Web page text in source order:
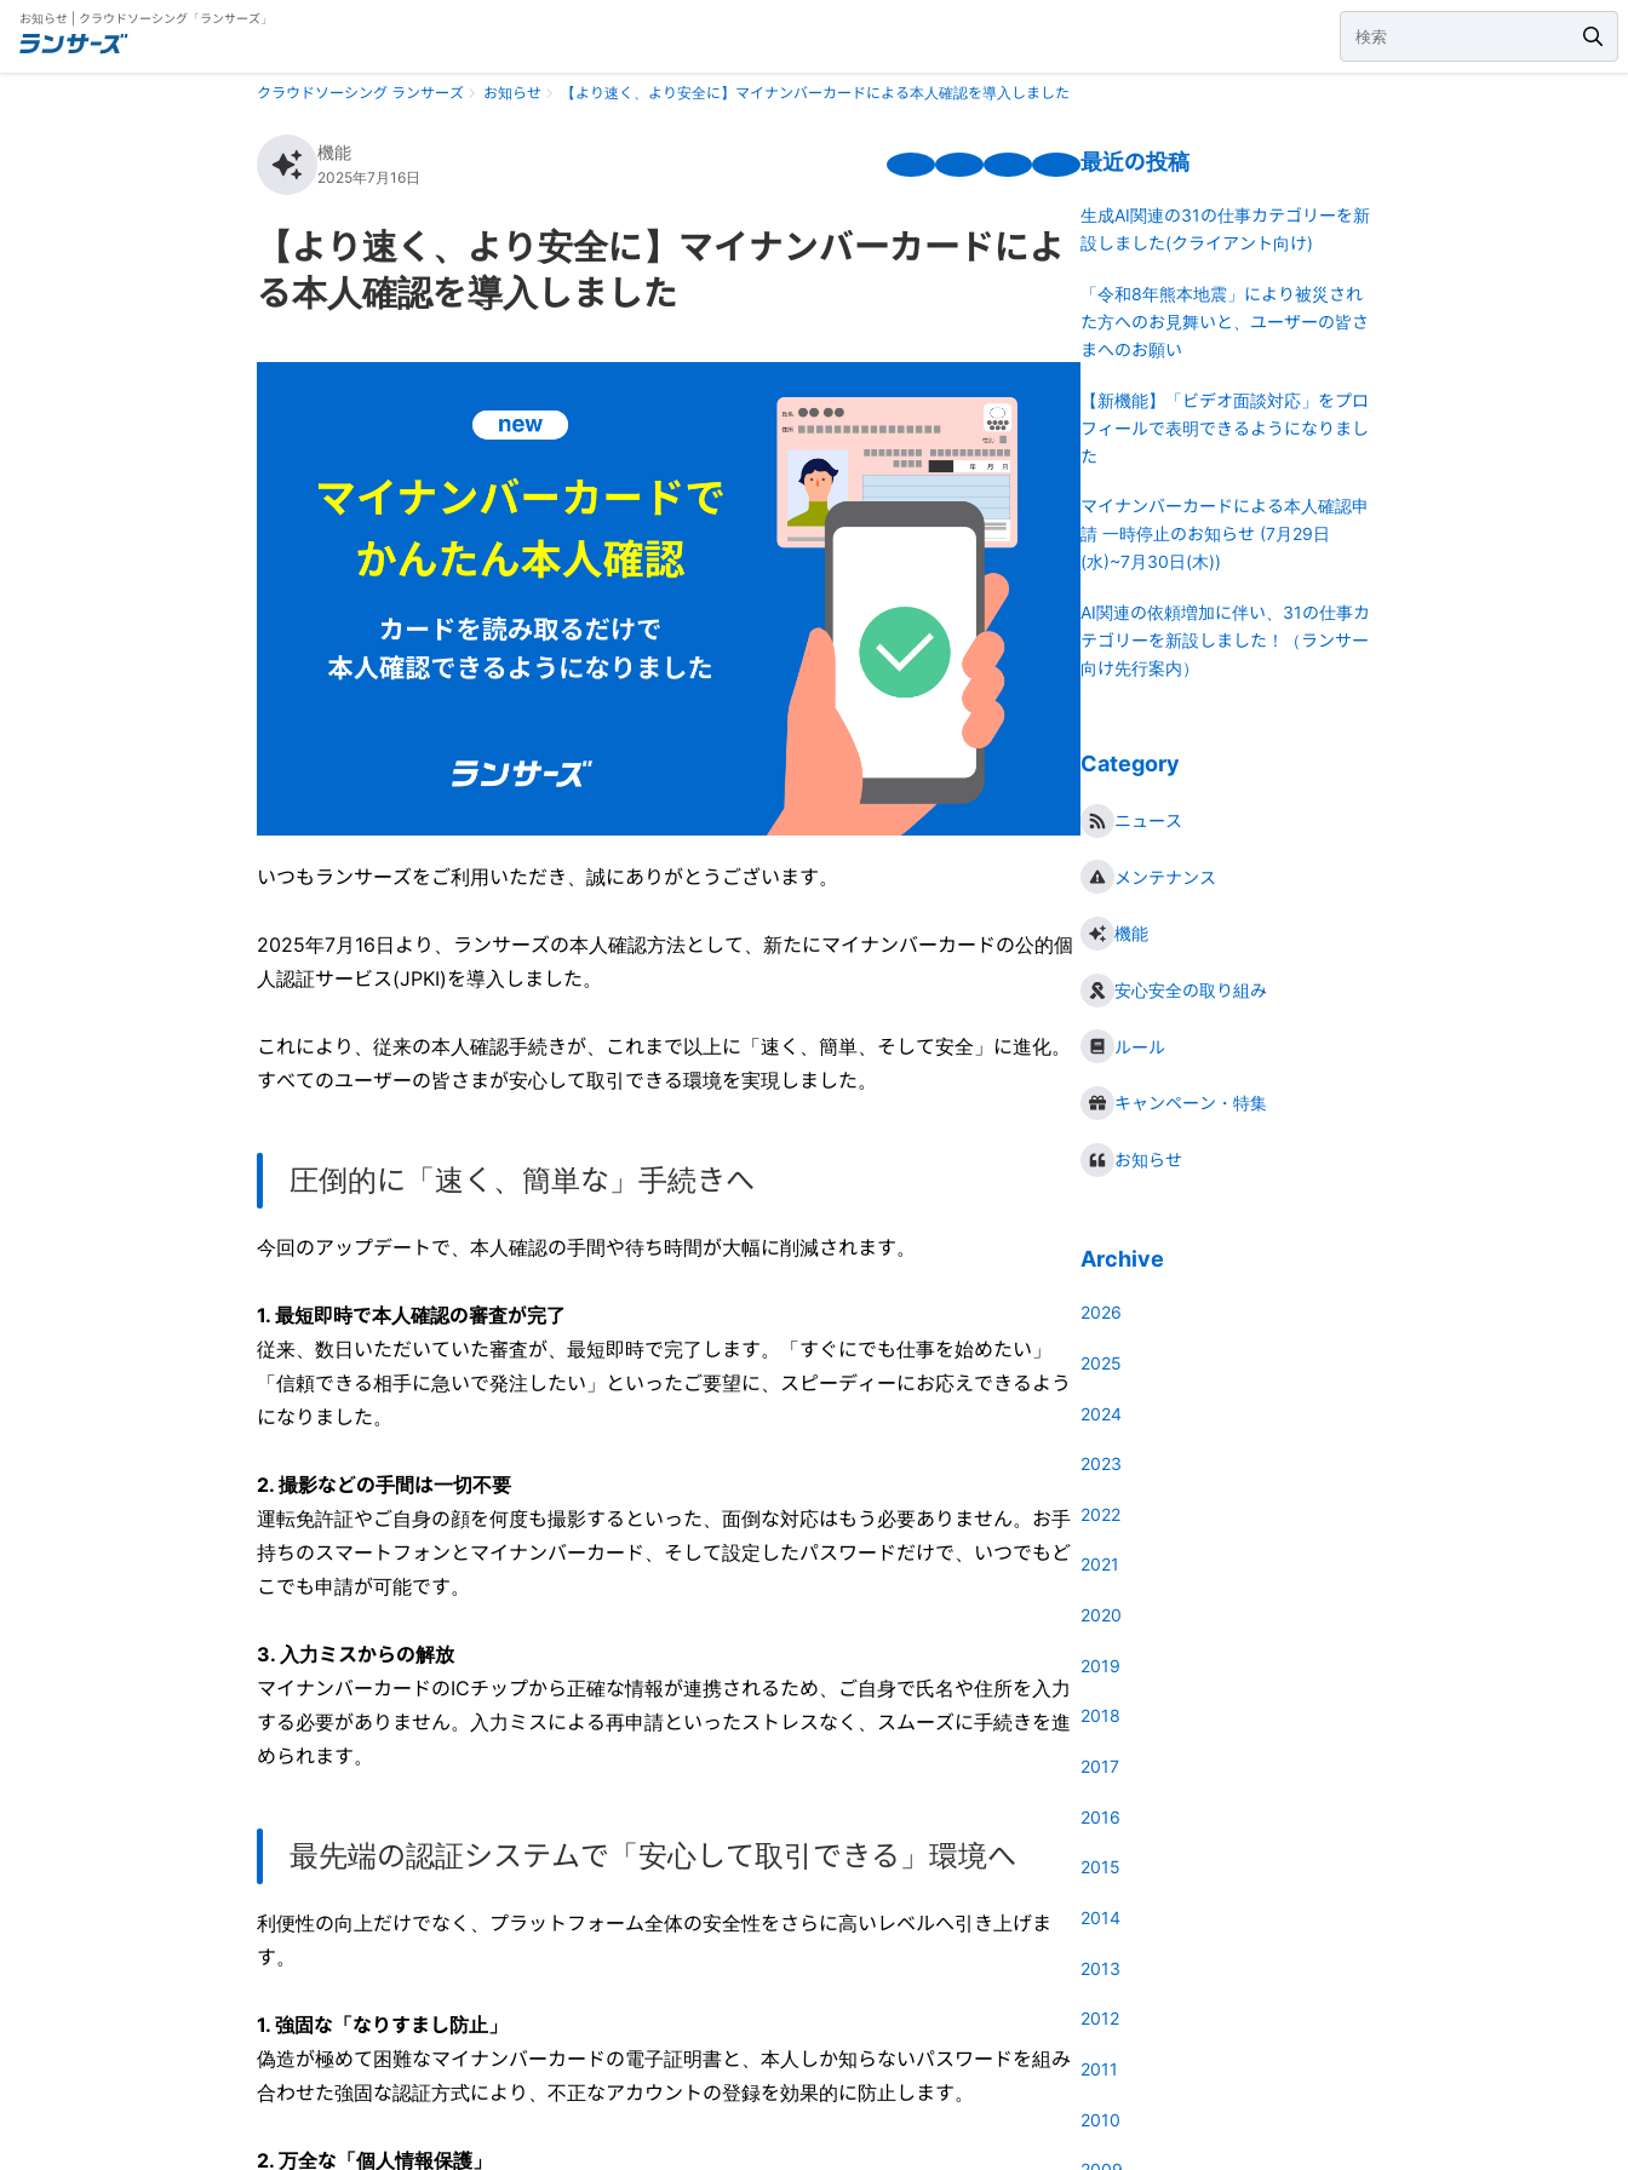
お知らせ | クラウドソーシング「ランサーズ」
クラウドソーシング ランサーズ お知らせ 【より速く、より安全に】マイナンバーカードによる本人確認を導入しました
機能
2025年7月16日
【より速く、より安全に】マイナンバーカードによ
る本人確認を導入しました
いつもランサーズをご利用いただき、誠にありがとうございます。
2025年7月16日より、ランサーズの本人確認方法として、新たにマイナンバーカードの公的個
人認証サービス(JPKI)を導入しました。
これにより、従来の本人確認手続きが、これまで以上に「速く、簡単、そして安全」に進化。
すべてのユーザーの皆さまが安心して取引できる環境を実現しました。
圧倒的に「速く、簡単な」手続きへ
今回のアップデートで、本人確認の手間や待ち時間が大幅に削減されます。
1. 最短即時で本人確認の審査が完了
従来、数日いただいていた審査が、最短即時で完了します。「すぐにでも仕事を始めたい」
「信頼できる相手に急いで発注したい」といったご要望に、スピーディーにお応えできるよう
になりました。
2. 撮影などの手間は一切不要
運転免許証やご自身の顔を何度も撮影するといった、面倒な対応はもう必要ありません。お手
持ちのスマートフォンとマイナンバーカード、そして設定したパスワードだけで、いつでもど
こでも申請が可能です。
3. 入力ミスからの解放
マイナンバーカードのICチップから正確な情報が連携されるため、ご自身で氏名や住所を入力
する必要がありません。入力ミスによる再申請といったストレスなく、スムーズに手続きを進
められます。
最先端の認証システムで「安心して取引できる」環境へ
利便性の向上だけでなく、プラットフォーム全体の安全性をさらに高いレベルへ引き上げま
す。
1. 強固な「なりすまし防止」
偽造が極めて困難なマイナンバーカードの電子証明書と、本人しか知らないパスワードを組み
合わせた強固な認証方式により、不正なアカウントの登録を効果的に防止します。
2. 万全な「個人情報保護」
最近の投稿
生成AI関連の31の仕事カテゴリーを新
設しました(クライアント向け)
「令和8年熊本地震」により被災され
た方へのお見舞いと、ユーザーの皆さ
まへのお願い
【新機能】「ビデオ面談対応」をプロ
フィールで表明できるようになりまし
た
マイナンバーカードによる本人確認申
請 一時停止のお知らせ (7月29日
(水)~7月30日(木))
AI関連の依頼増加に伴い、31の仕事カ
テゴリーを新設しました！（ランサー
向け先行案内）
Category
ニュース
メンテナンス
機能
安心安全の取り組み
ルール
キャンペーン・特集
お知らせ
Archive
2026
2025
2024
2023
2022
2021
2020
2019
2018
2017
2016
2015
2014
2013
2012
2011
2010